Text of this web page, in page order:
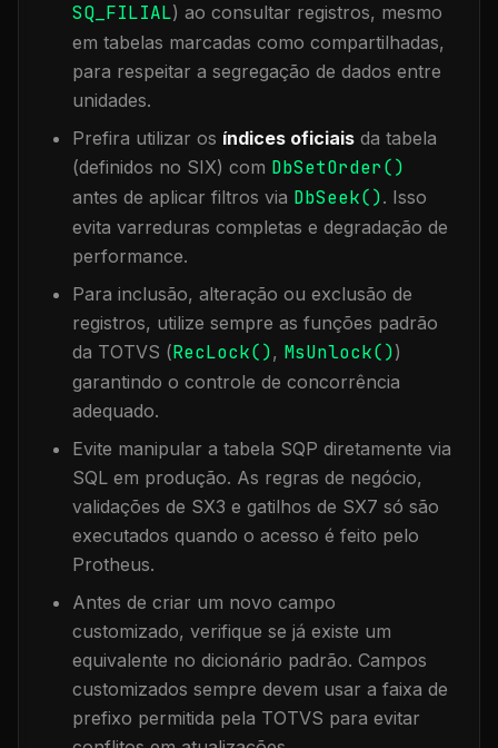
SQ_FILIAL) ao consultar registros, mesmo
em tabelas marcadas como compartilhadas,
para respeitar a segregação de dados entre
unidades.
Prefira utilizar os índices oficiais da tabela
(definidos no SIX) com DbSetOrder()
antes de aplicar filtros via DbSeek(). Isso
evita varreduras completas e degradação de
performance.
Para inclusão, alteração ou exclusão de
registros, utilize sempre as funções padrão
da TOTVS (RecLock(), MsUnlock())
garantindo o controle de concorrência
adequado.
Evite manipular a tabela SQP diretamente via
SQL em produção. As regras de negócio,
validações de SX3 e gatilhos de SX7 só são
executados quando o acesso é feito pelo
Protheus.
Antes de criar um novo campo
customizado, verifique se já existe um
equivalente no dicionário padrão. Campos
customizados sempre devem usar a faixa de
prefixo permitida pela TOTVS para evitar